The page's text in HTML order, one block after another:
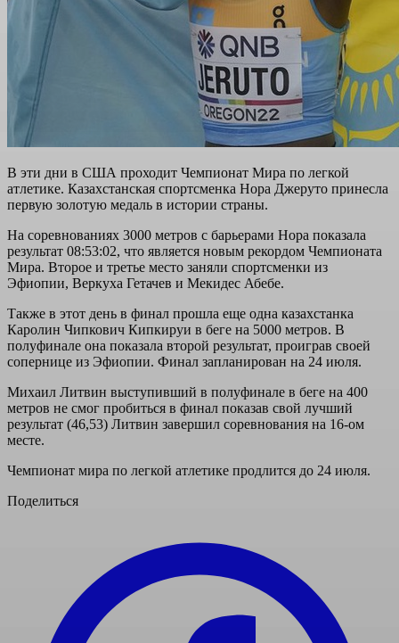
В эти дни в США проходит Чемпионат Мира по легкой
атлетике. Казахстанская спортсменка Нора Джеруто принесла
первую золотую медаль в истории страны.
На соревнованиях 3000 метров с барьерами Нора показала
результат 08:53:02, что является новым рекордом Чемпионата
Мира. Второе и третье место заняли спортсменки из
Эфиопии, Веркуха Гетачев и Мекидес Абебе.
Также в этот день в финал прошла еще одна казахстанка
Каролин Чипкович Кипкируи в беге на 5000 метров. В
полуфинале она показала второй результат, проиграв своей
сопернице из Эфиопии. Финал запланирован на 24 июля.
Михаил Литвин выступивший в полуфинале в беге на 400
метров не смог пробиться в финал показав свой лучший
результат (46,53) Литвин завершил соревнования на 16-ом
месте.
Чемпионат мира по легкой атлетике продлится до 24 июля.
Поделиться